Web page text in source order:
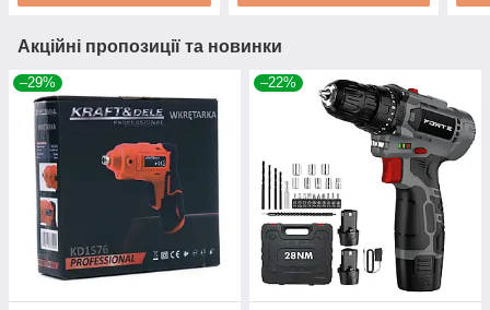
Акційні пропозиції та новинки
–29% –22%